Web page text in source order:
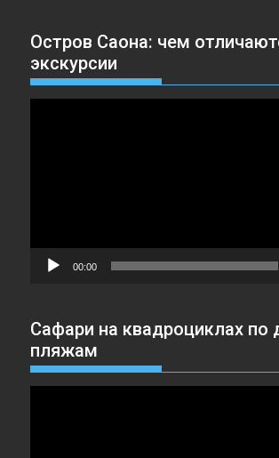
Остров Саона: чем
экскурсии
00:00
Сафари на квадроциклах по
пляжам